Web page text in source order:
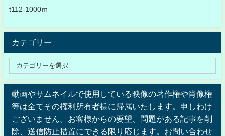
t112-1000ｍ
カテゴリー
動画やサムネイルで使用している映像の著作権や肖像権
等は全てその権利所有者様に帰属いたします。申しわけ
ございません。お客様からの要望、問題がある記事を削
除、送信防止措置にできる限り応じます。お問い合わせ